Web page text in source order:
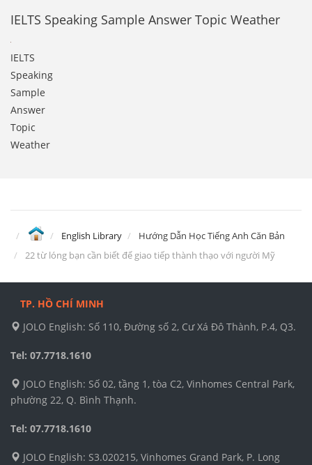
IELTS Speaking Sample Answer Topic Weather
IELTS
Speaking
Sample
Answer
Topic
Weather
English Library
Hướng Dẫn Học Tiếng Anh Căn Bản
22 từ lóng bạn cần biết để giao tiếp thành thạo với người Mỹ
TP. HỒ CHÍ MINH
JOLO English: Số 110, Đường số 2, Cư Xá Đô Thành, P.4, Q3.
Tel: 07.7718.1610
JOLO English: Số 02, tầng 1, tòa C2, Vinhomes Central Park,
phường 22, Q. Bình Thạnh.
Tel: 07.7718.1610
JOLO English: S3.020215, Vinhomes Grand Park, P. Long